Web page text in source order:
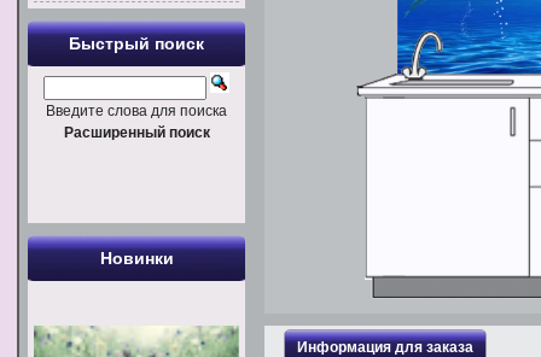
Информация для заказа
Быстрый поиск
Введите слова для поиска
Расширенный поиск
Новинки